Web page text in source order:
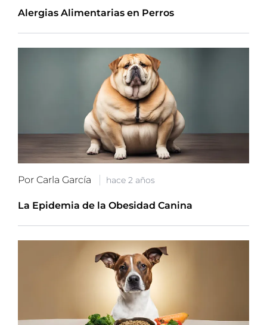
Alergias Alimentarias en Perros
Por Carla García hace 2 años
La Epidemia de la Obesidad Canina